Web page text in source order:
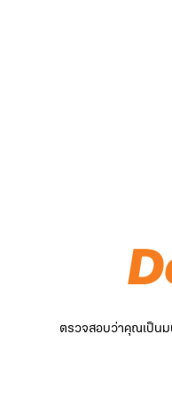
ตรวจสอบว่าคุณเป็นม